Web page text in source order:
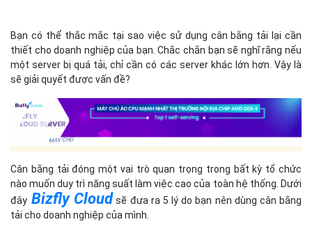
Bạn có thể thắc mắc tại sao việc sử dụng cân bằng tải lại cần
thiết cho doanh nghiệp của bạn. Chắc chắn bạn sẽ nghĩ rằng nếu
một server bị quá tải, chỉ cần có các server khác lớn hơn. Vậy là
sẽ giải quyết được vấn đề?
Cân bằng tải đóng một vai trò quan trọng trong bất kỳ tổ chức
nào muốn duy trì năng suất làm việc cao của toàn hệ thống. Dưới
đây Bizfly Cloud sẽ đưa ra 5 lý do bạn nên dùng cân bằng
tải cho doanh nghiệp của mình.